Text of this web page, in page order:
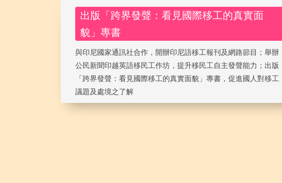
出版「跨界發聲：看見國際移工的真實面
貌」專書
與印尼國家通訊社合作，開辦印尼語移工報刊及網路節目；舉辦
公民新聞印越英語移民工作坊，提升移民工自主發聲能力；出版
「跨界發聲：看見國際移工的真實面貌」專書，促進國人對移工
議題及處境之了解